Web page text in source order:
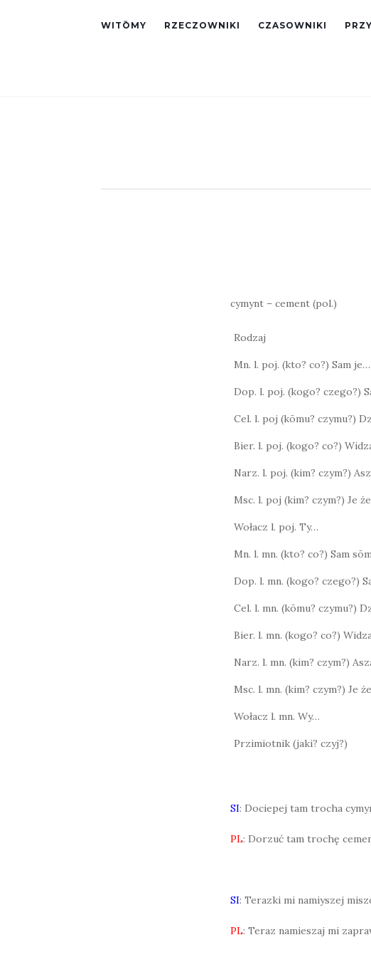
WITŌMY RZECZOWNIKI CZASOWNIKI
cymynt – cement (pol.)
Rodzaj
Mn. l. poj. (kto? co?) Sam je…
Dop. l. poj. (kogo? czego?)
Cel. l. poj (kōmu? czymu?)
Bier. l. poj. (kogo? co?)
Narz. l. poj. (kim? czym?)
Msc. l. poj (kim? czym?) Je
Wołacz l. poj. Ty…
Mn. l. mn. (kto? co?) Sam
Dop. l. mn. (kogo? czego?)
Cel. l. mn. (kōmu? czymu?)
Bier. l. mn. (kogo? co?)
Narz. l. mn. (kim? czym?)
Msc. l. mn. (kim? czym?) Je
Wołacz l. mn. Wy…
Przimiotnik (jaki? czyj?)
SI: Dociepej tam trocha
PL: Dorzuć tam trochę
SI: Terazki mi namiyszej
PL: Teraz namieszaj mi